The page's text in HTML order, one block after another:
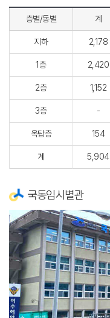
층별/동별 계
지하 2,178
1층 2,420
2층 1,152
3층 -
옥탑층 154
계 5,904
국동임시별관